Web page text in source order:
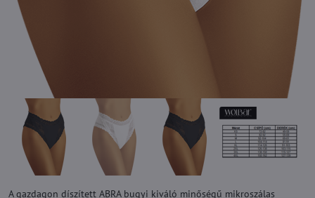
A gazdagon díszített ABRA bugyi kiváló minőségű mikroszálas